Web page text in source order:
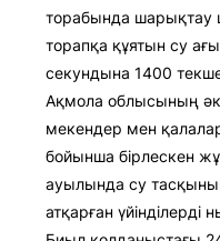
торабында шарықтау
торапқа құятын су
секундына 1400
Ақмола облысының
мекендер мен
бойынша бірлескен
ауылында су
атқарған